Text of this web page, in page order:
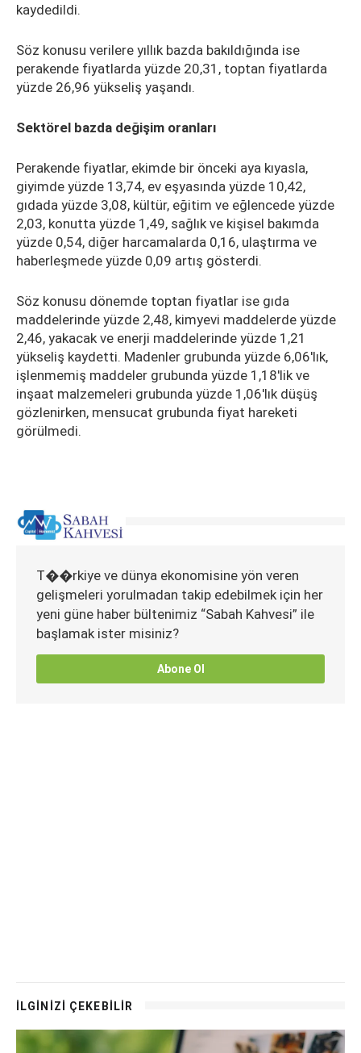
kaydedildi.
Söz konusu verilere yıllık bazda bakıldığında ise
perakende fiyatlarda yüzde 20,31, toptan fiyatlarda
yüzde 26,96 yükseliş yaşandı.
Sektörel bazda değişim oranları
Perakende fiyatlar, ekimde bir önceki aya kıyasla,
giyimde yüzde 13,74, ev eşyasında yüzde 10,42,
gıdada yüzde 3,08, kültür, eğitim ve eğlencede yüzde
2,03, konutta yüzde 1,49, sağlık ve kişisel bakımda
yüzde 0,54, diğer harcamalarda 0,16, ulaştırma ve
haberleşmede yüzde 0,09 artış gösterdi.
Söz konusu dönemde toptan fiyatlar ise gıda
maddelerinde yüzde 2,48, kimyevi maddelerde yüzde
2,46, yakacak ve enerji maddelerinde yüzde 1,21
yükseliş kaydetti. Madenler grubunda yüzde 6,06'lık,
işlenmemiş maddeler grubunda yüzde 1,18'lik ve
inşaat malzemeleri grubunda yüzde 1,06'lık düşüş
gözlenirken, mensucat grubunda fiyat hareketi
görülmedi.
T��rkiye ve dünya ekonomisine yön veren
gelişmeleri yorulmadan takip edebilmek için her
yeni güne haber bültenimiz “Sabah Kahvesi” ile
başlamak ister misiniz?
Abone Ol
İLGİNİZİ ÇEKEBİLİR